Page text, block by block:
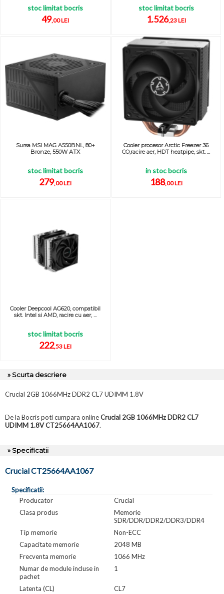
stoc limitat bocris
49,00 LEI
stoc limitat bocris
1.526,23 LEI
Sursa MSI MAG A550BNL, 80+
Bronze, 550W ATX
stoc limitat bocris
279,00 LEI
Cooler procesor Arctic Freezer 36
CO,racire aer, HDT heatpipe, skt. ...
in stoc bocris
188,00 LEI
Cooler Deepcool AG620, compatibil
skt. Intel si AMD, racire cu aer, ...
stoc limitat bocris
222,53 LEI
» Scurta descriere
Crucial 2GB 1066MHz DDR2 CL7 UDIMM 1.8V
De la Bocris poti cumpara onlineCrucial 2GB 1066MHz DDR2 CL7
UDIMM 1.8V CT25664AA1067.
» Specificatii
Crucial CT25664AA1067
Specificatii:
Producator
Crucial
Clasa produs
Memorie
SDR/DDR/DDR2/DDR3/DDR4
Tip memorie
Non-ECC
Capacitate memorie
2048 MB
Frecventa memorie
1066 MHz
Numar de module incluse in
pachet
1
Latenta (CL)
CL7